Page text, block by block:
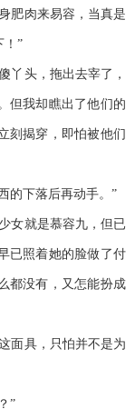
肥肉来易容，当真是
！”
头，拖出去宰了，
但我却瞧出了他们的
刻揭穿，即怕被他们
下落后再动手。”
女就是慕容九，但已
已照着她的脸做了付
都没有，又怎能扮成
面具，只怕并不是为
”